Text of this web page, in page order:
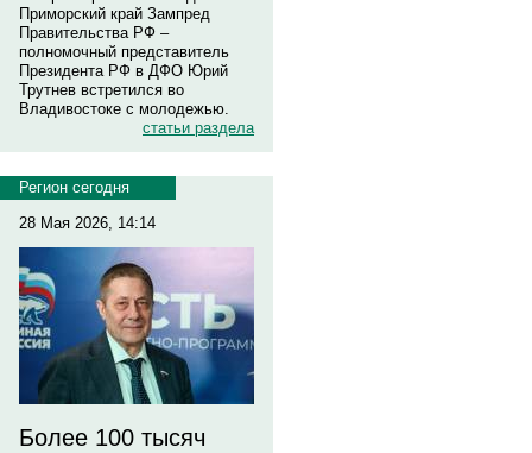
Приморский край Зампред
Правительства РФ –
полномочный представитель
Президента РФ в ДФО Юрий
Трутнев встретился во
Владивостоке с молодежью.
статьи раздела
Регион сегодня
28 Мая 2026, 14:14
Более 100 тысяч